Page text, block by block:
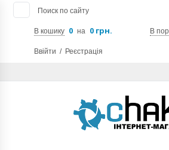
Поиск по сайту
В кошику 0 на 0 грн. В
Ввійти / Реєстрація